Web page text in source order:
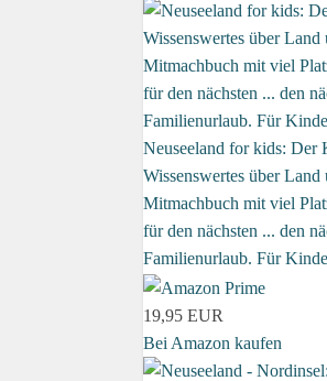
Neuseeland for kids: Der
Wissenswertes über Land
Mitmachbuch mit viel
für den nächsten ... den
Familienurlaub. Für
19,95 EUR
Bei Amazon kaufen